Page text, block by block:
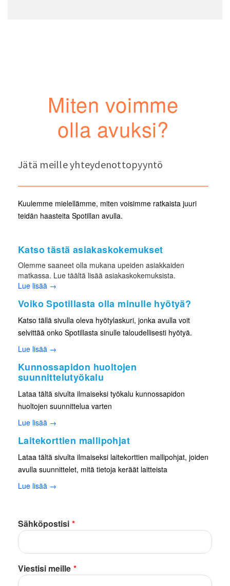
Sähköpostisi *
Viestisi meille *
Miten voimme
olla avuksi?
Jätä meille yhteydenottopyyntö
Kuulemme mielellämme, miten voisimme ratkaista juuri
teidän haasteita Spotillan avulla.
Katso tästä asiakaskokemukset
Olemme saaneet olla mukana upeiden asiakkaiden
matkassa. Lue täältä lisää asiakaskokemuksista.
Lue lisää →
Voiko Spotillasta olla minulle hyötyä?
Katso tällä sivulla oleva hyötylaskuri, jonka avulla voit
selvittää onko Spotillasta sinulle taloudellisesti hyötyä.
Lue lisää →
Kunnossapidon huoltojen
suunnittelutyökalu
Lataa tältä sivulta ilmaiseksi työkalu kunnossapidon
huoltojen suunnittelua varten
Lue lisää →
Laitekorttien mallipohjat
Lataa tältä sivulta ilmaiseksi laitekorttien mallipohjat, joiden
avulla suunnittelet, mitä tietoja keräät laitteista
Lue lisää →